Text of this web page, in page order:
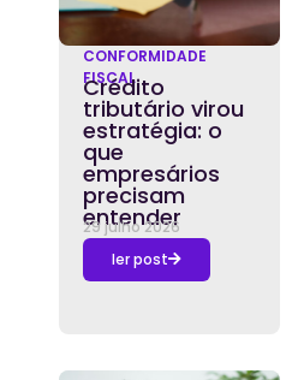
CONFORMIDADE
FISCAL
Crédito
tributário virou
estratégia: o
que
empresários
precisam
entender
29 julho 2026
ler post